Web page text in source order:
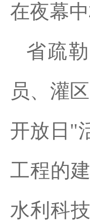
在夜幕
省疏
员、灌
开放日"
工程的
水利科